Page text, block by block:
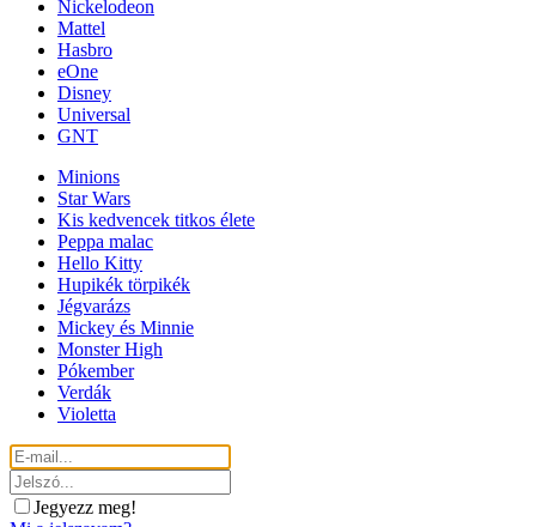
Nickelodeon
Mattel
Hasbro
eOne
Disney
Universal
GNT
Minions
Star Wars
Kis kedvencek titkos élete
Peppa malac
Hello Kitty
Hupikék törpikék
Jégvarázs
Mickey és Minnie
Monster High
Pókember
Verdák
Violetta
Jegyezz meg!